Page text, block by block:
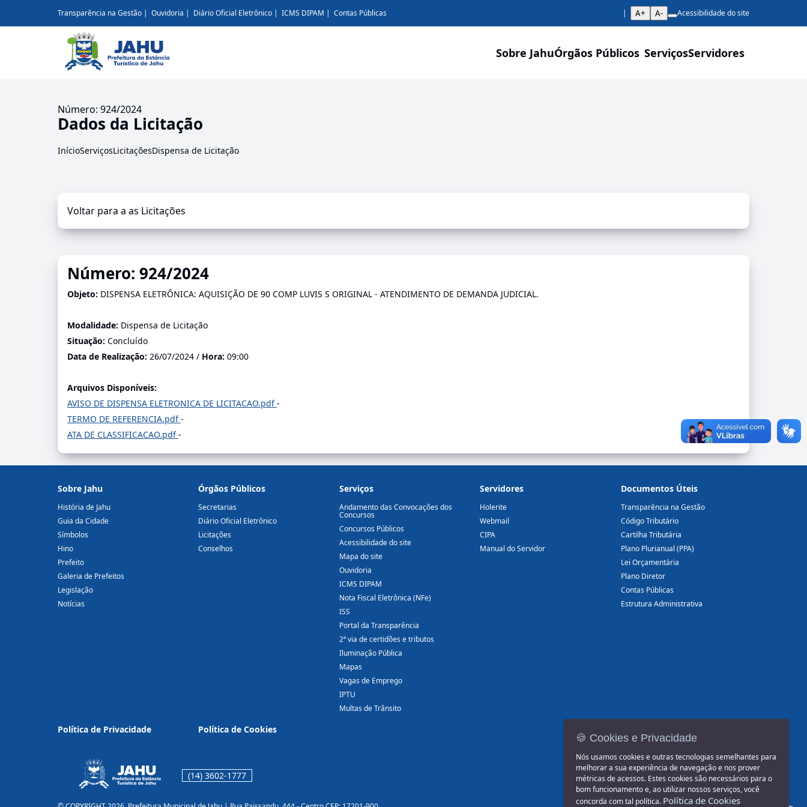
Transparência na Gestão Ouvidoria Diário Oficial Eletrônico ICMS DIPAM Contas Públicas A+ A- Acessibilidade do site
Sobre JahuÓrgãos Públicos ServiçosServidores
Número: 924/2024
Dados da Licitação
InícioServiçosLicitaçõesDispensa de Licitação
Voltar para a as Licitações
Número: 924/2024
Objeto: DISPENSA ELETRÔNICA: AQUISIÇÃO DE 90 COMP LUVIS S ORIGINAL - ATENDIMENTO DE DEMANDA JUDICIAL.
Modalidade: Dispensa de Licitação
Situação: Concluído
Data de Realização: 26/07/2024 / Hora: 09:00
Arquivos Disponíveis:
AVISO DE DISPENSA ELETRONICA DE LICITACAO.pdf-
TERMO DE REFERENCIA.pdf-
ATA DE CLASSIFICACAO.pdf-
Sobre Jahu
História de Jahu
Guia da Cidade
Símbolos
Hino
Prefeito
Galeria de Prefeitos
Legislação
Notícias
Órgãos Públicos
Secretarias
Diário Oficial Eletrônico
Licitações
Conselhos
Serviços
Andamento das Convocações dos
Concursos
Concursos Públicos
Acessibilidade do site
Mapa do site
Ouvidoria
ICMS DIPAM
Nota Fiscal Eletrônica (NFe)
ISS
Portal da Transparência
2ª via de certidões e tributos
Iluminação Pública
Mapas
Vagas de Emprego
IPTU
Multas de Trânsito
Servidores
Holerite
Webmail
CIPA
Manual do Servidor
Documentos Úteis
Transparência na Gestão
Código Tributário
Cartilha Tributária
Plano Plurianual (PPA)
Lei Orçamentária
Plano Diretor
Contas Públicas
Estrutura Administrativa
Política de Privacidade Política de Cookies
(14) 3602-1777
🍪 Cookies e Privacidade
Nós usamos cookies e outras tecnologias semelhantes para
melhorar a sua experiência de navegação e nos prover
métricas de acessos. Estes cookies são necessários para o
bom funcionamento e, ao utilizar nossos serviços, você
concorda com tal política. Política de Cookies